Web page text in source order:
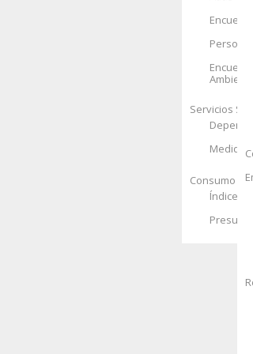
Ambiente
Servicios
Consumo de
Índice